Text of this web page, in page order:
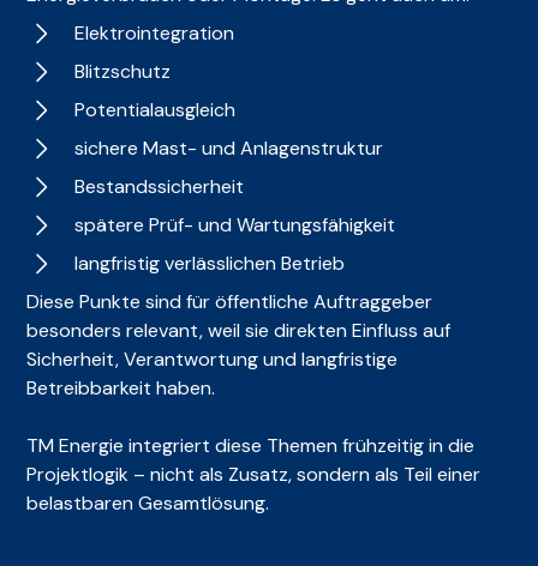
Elektrointegration
Blitzschutz
Potentialausgleich
sichere Mast- und Anlagenstruktur
Bestandssicherheit
spätere Prüf- und Wartungsfähigkeit
langfristig verlässlichen Betrieb
Diese Punkte sind für öffentliche Auftraggeber
besonders relevant, weil sie direkten Einfluss auf
Sicherheit, Verantwortung und langfristige
Betreibbarkeit haben.
TM Energie integriert diese Themen frühzeitig in die
Projektlogik – nicht als Zusatz, sondern als Teil einer
belastbaren Gesamtlösung.